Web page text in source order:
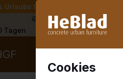
Urlaubs liefern wir von Woche
Cookies
Schon mehr als 30.000
Tagen